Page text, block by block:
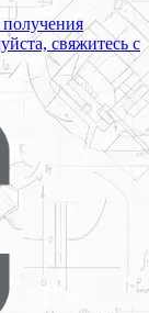
свяжитесь с